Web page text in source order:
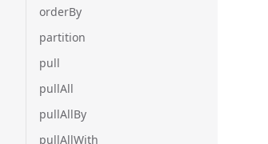
orderBy
partition
pull
pullAll
pullAllBy
pullAllWith